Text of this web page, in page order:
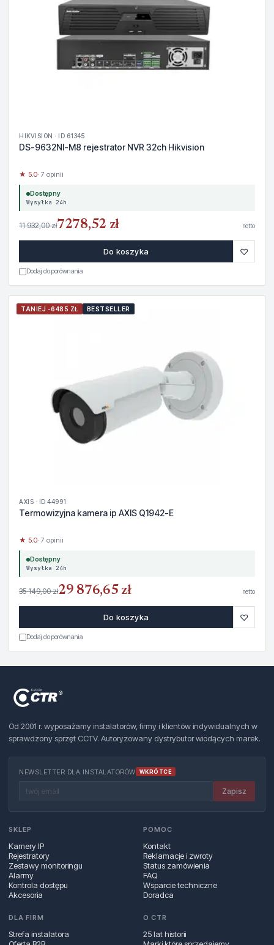
HIKVISION · ID 61345
DS-9632NI-M8 rejestrator NVR 32ch Hikvision
★ 5.0· 7 opinii
Dostępny
Wysyłka 24h
11 932,00 zł7278,52 zł netto
Do koszyka ♡
Dodaj do porównania
TANIEJ -6485 ZŁ BESTSELLER
AXIS · ID 44991
Termowizyjna kamera ip AXIS Q1942-E
★ 5.0· 7 opinii
Dostępny
Wysyłka 24h
35 149,00 zł29 876,65 zł netto
Do koszyka ♡
Dodaj do porównania
Od 2001 r. wyposażamy instalatorów, firmy i klientów indywidualnych w
sprawdzony sprzęt CCTV. Autoryzowany dystrybutor wiodących marek.
NEWSLETTER DLA INSTALATORÓW WKRÓTCE
Zapisz
SKLEP
Kamery IP
Rejestratory
Zestawy monitoringu
Alarmy
Kontrola dostępu
Akcesoria
POMOC
Kontakt
Reklamacje i zwroty
Status zamówienia
FAQ
Wsparcie techniczne
Doradca
DLA FIRM
Strefa instalatora
O CTR
25 lat historii